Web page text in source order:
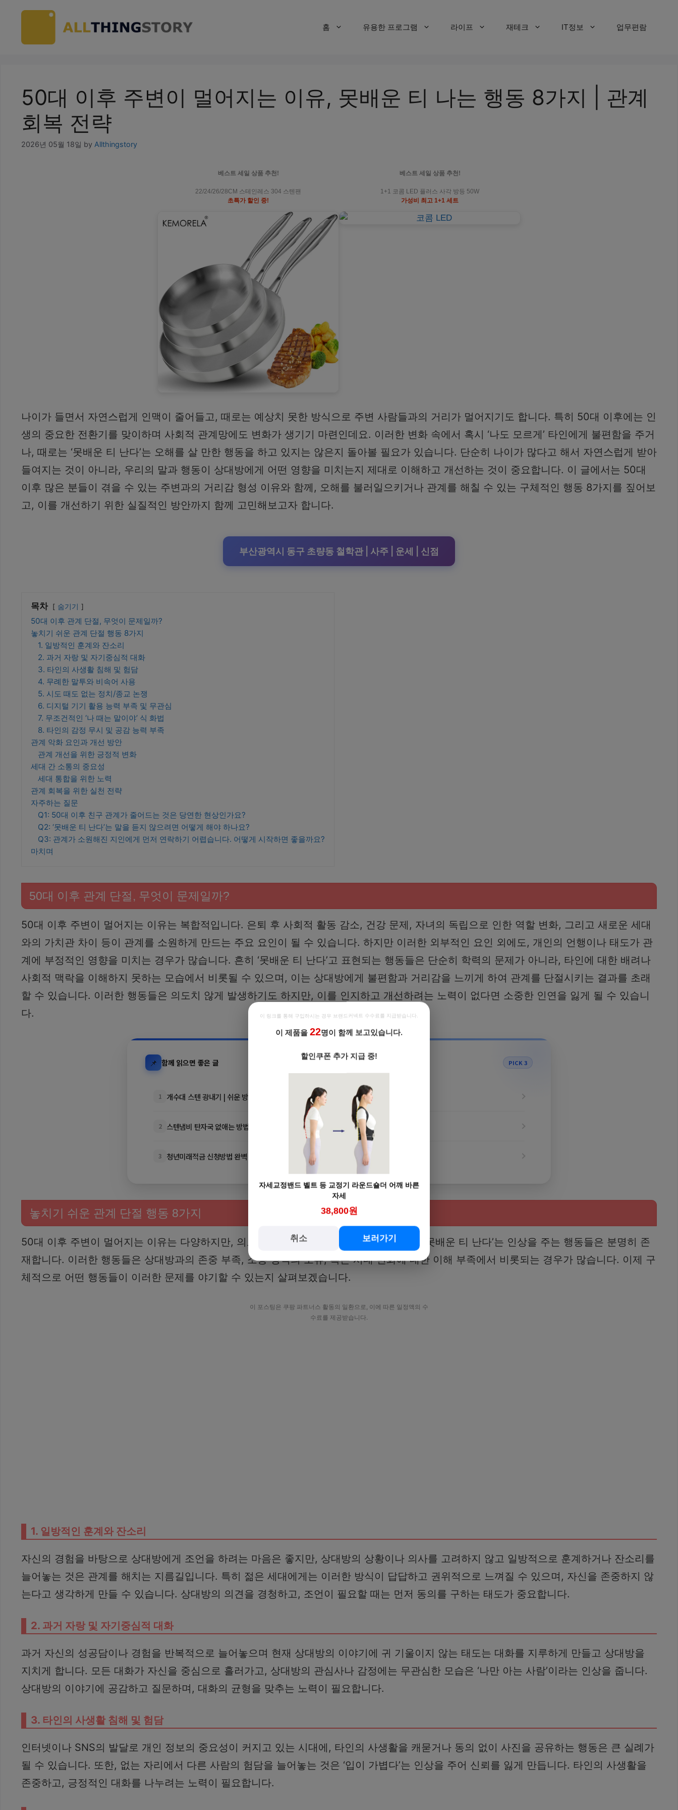
홈 유용한 프로그램 라이프 재테크 IT정보 업무편람
50대 이후 주변이 멀어지는 이유, 못배운 티 나는 행동 8가지 | 관계
회복 전략
2026년 05월 18일 by Allthingstory
베스트 세일 상품 추천!
22/24/26/28CM 스테인레스 304 스텐팬
초특가 할인 중!
베스트 세일 상품 추천!
1+1 코콤 LED 플러스 사각 방등 50W
가성비 최고 1+1 세트
나이가 들면서 자연스럽게 인맥이 줄어들고, 때로는 예상치 못한 방식으로 주변 사람들과의 거리가 멀어지기도 합니다. 특히 50대 이후에는 인
생의 중요한 전환기를 맞이하며 사회적 관계망에도 변화가 생기기 마련인데요. 이러한 변화 속에서 혹시 ‘나도 모르게’ 타인에게 불편함을 주거
나, 때로는 ‘못배운 티 난다’는 오해를 살 만한 행동을 하고 있지는 않은지 돌아볼 필요가 있습니다. 단순히 나이가 많다고 해서 자연스럽게 받아
들여지는 것이 아니라, 우리의 말과 행동이 상대방에게 어떤 영향을 미치는지 제대로 이해하고 개선하는 것이 중요합니다. 이 글에서는 50대
이후 많은 분들이 겪을 수 있는 주변과의 거리감 형성 이유와 함께, 오해를 불러일으키거나 관계를 해칠 수 있는 구체적인 행동 8가지를 짚어보
고, 이를 개선하기 위한 실질적인 방안까지 함께 고민해보고자 합니다.
부산광역시 동구 초량동 철학관 | 사주 | 운세 | 신점
목차 숨기기
50대 이후 관계 단절, 무엇이 문제일까?
놓치기 쉬운 관계 단절 행동 8가지
1. 일방적인 훈계와 잔소리
2. 과거 자랑 및 자기중심적 대화
3. 타인의 사생활 침해 및 험담
4. 무례한 말투와 비속어 사용
5. 시도 때도 없는 정치/종교 논쟁
6. 디지털 기기 활용 능력 부족 및 무관심
7. 무조건적인 ‘나 때는 말이야’ 식 화법
8. 타인의 감정 무시 및 공감 능력 부족
관계 악화 요인과 개선 방안
관계 개선을 위한 긍정적 변화
세대 간 소통의 중요성
세대 통합을 위한 노력
관계 회복을 위한 실천 전략
자주하는 질문
Q1: 50대 이후 친구 관계가 줄어드는 것은 당연한 현상인가요?
Q2: ‘못배운 티 난다’는 말을 듣지 않으려면 어떻게 해야 하나요?
Q3: 관계가 소원해진 지인에게 먼저 연락하기 어렵습니다. 어떻게 시작하면 좋을까요?
마치며
50대 이후 관계 단절, 무엇이 문제일까?
50대 이후 주변이 멀어지는 이유는 복합적입니다. 은퇴 후 사회적 활동 감소, 건강 문제, 자녀의 독립으로 인한 역할 변화, 그리고 새로운 세대
와의 가치관 차이 등이 관계를 소원하게 만드는 주요 요인이 될 수 있습니다. 하지만 이러한 외부적인 요인 외에도, 개인의 언행이나 태도가 관
계에 부정적인 영향을 미치는 경우가 많습니다. 흔히 ‘못배운 티 난다’고 표현되는 행동들은 단순히 학력의 문제가 아니라, 타인에 대한 배려나
사회적 맥락을 이해하지 못하는 모습에서 비롯될 수 있으며, 이는 상대방에게 불편함과 거리감을 느끼게 하여 관계를 단절시키는 결과를 초래
할 수 있습니다. 이러한 행동들은 의도치 않게 발생하기도 하지만, 이를 인지하고 개선하려는 노력이 없다면 소중한 인연을 잃게 될 수 있습니
다.
📌 함께 읽으면 좋은 글 PICK 3
1 개수대 스텐 광내기 | 쉬운 방법 | 오래 유지하기
2 스텐냄비 탄자국 없애는 방법 | 간단한 세척 방법 | 전문가 팁 공개
3 청년미래적금 신청방법 완벽 정리 | 가입조건·정부기여금 한눈에
놓치기 쉬운 관계 단절 행동 8가지
50대 이후 주변이 멀어지는 이유는 다양하지만, 의도치 않게 상대방에게 불편함을 주거나 ‘못배운 티 난다’는 인상을 주는 행동들은 분명히 존
재합니다. 이러한 행동들은 상대방과의 존중 부족, 소통 방식의 오류, 혹은 시대 변화에 대한 이해 부족에서 비롯되는 경우가 많습니다. 이제 구
체적으로 어떤 행동들이 이러한 문제를 야기할 수 있는지 살펴보겠습니다.
이 포스팅은 쿠팡 파트너스 활동의 일환으로, 이에 따른 일정액의 수
수료를 제공받습니다.
1. 일방적인 훈계와 잔소리
자신의 경험을 바탕으로 상대방에게 조언을 하려는 마음은 좋지만, 상대방의 상황이나 의사를 고려하지 않고 일방적으로 훈계하거나 잔소리를
늘어놓는 것은 관계를 해치는 지름길입니다. 특히 젊은 세대에게는 이러한 방식이 답답하고 권위적으로 느껴질 수 있으며, 자신을 존중하지 않
는다고 생각하게 만들 수 있습니다. 상대방의 의견을 경청하고, 조언이 필요할 때는 먼저 동의를 구하는 태도가 중요합니다.
2. 과거 자랑 및 자기중심적 대화
과거 자신의 성공담이나 경험을 반복적으로 늘어놓으며 현재 상대방의 이야기에 귀 기울이지 않는 태도는 대화를 지루하게 만들고 상대방을
지치게 합니다. 모든 대화가 자신을 중심으로 흘러가고, 상대방의 관심사나 감정에는 무관심한 모습은 ‘나만 아는 사람’이라는 인상을 줍니다.
상대방의 이야기에 공감하고 질문하며, 대화의 균형을 맞추는 노력이 필요합니다.
3. 타인의 사생활 침해 및 험담
인터넷이나 SNS의 발달로 개인 정보의 중요성이 커지고 있는 시대에, 타인의 사생활을 캐묻거나 동의 없이 사진을 공유하는 행동은 큰 실례가
될 수 있습니다. 또한, 없는 자리에서 다른 사람의 험담을 늘어놓는 것은 ‘입이 가볍다’는 인상을 주어 신뢰를 잃게 만듭니다. 타인의 사생활을
존중하고, 긍정적인 대화를 나누려는 노력이 필요합니다.
이 링크를 통해 구입하시는 경우 브랜드커넥트 수수료를 지급받습니다.
이 제품을 22명이 함께 보고있습니다.
할인쿠폰 추가 지급 중!
자세교정밴드 벨트 등 교정기 라운드숄더 어깨 바른
자세
38,800원
취소 보러가기